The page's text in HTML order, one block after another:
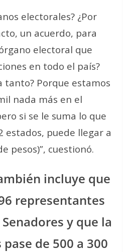
electorales? ¿Por
un acuerdo, para
electoral que
en todo el país?
tanto? Porque estamos
nada más en el
si se le suma lo que
estados, puede llegar a
pesos)”, cuestionó.
incluye que
representantes
y que la
de 500 a 300